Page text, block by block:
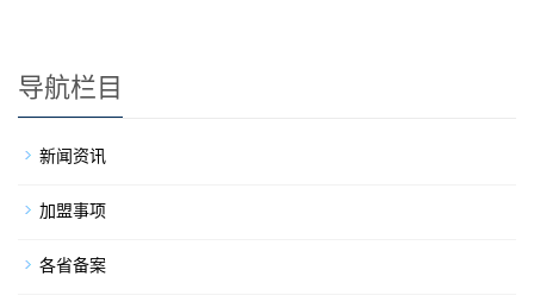
导航栏目
新闻资讯
加盟事项
各省备案